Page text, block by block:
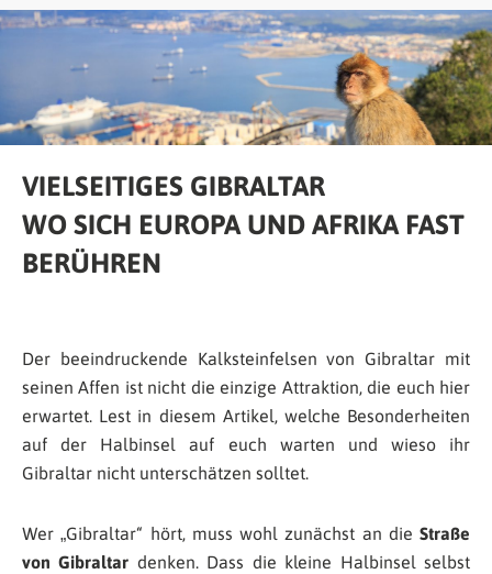
VIELSEITIGES GIBRALTAR
WO SICH EUROPA UND AFRIKA FAST
BERÜHREN
Der beeindruckende Kalksteinfelsen von Gibraltar mit
seinen Affen ist nicht die einzige Attraktion, die euch hier
erwartet. Lest in diesem Artikel, welche Besonderheiten
auf der Halbinsel auf euch warten und wieso ihr
Gibraltar nicht unterschätzen solltet.
Wer „Gibraltar“ hört, muss wohl zunächst an die Straße
von Gibraltar denken. Dass die kleine Halbinsel selbst